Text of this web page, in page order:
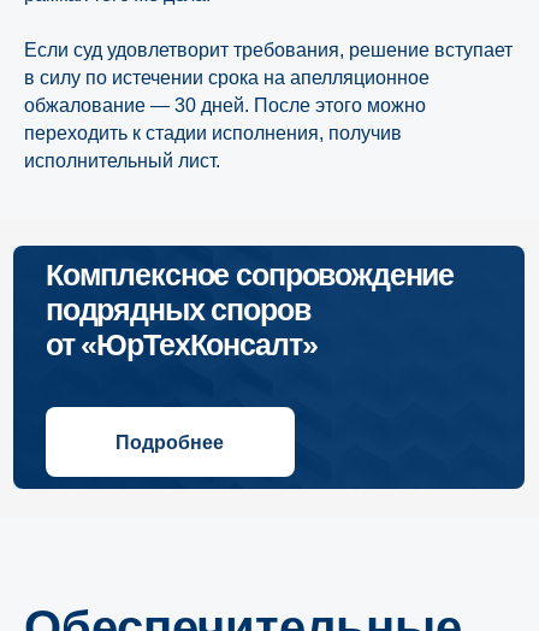
Если суд удовлетворит требования, решение вступает
в силу по истечении срока на апелляционное
обжалование — 30 дней. После этого можно
переходить к стадии исполнения, получив
исполнительный лист.